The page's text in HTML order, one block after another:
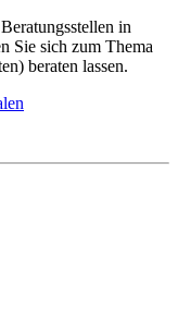
in
Sie sich zum Thema
beraten lassen.